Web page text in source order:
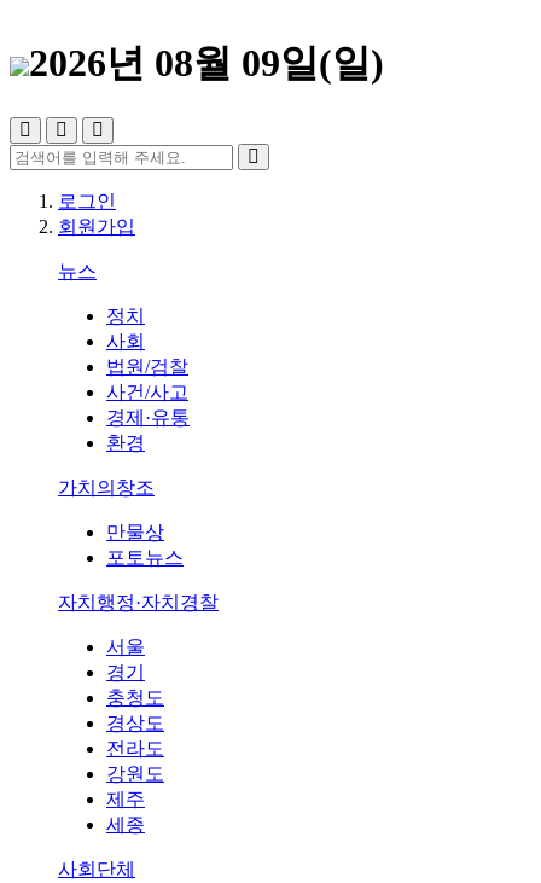
2026년 08월 09일(일)
로그인
회원가입
뉴스
정치
사회
법원/검찰
사건/사고
경제·유통
환경
가치의창조
만물상
포토뉴스
자치행정·자치경찰
서울
경기
충청도
경상도
전라도
강원도
제주
세종
사회단체